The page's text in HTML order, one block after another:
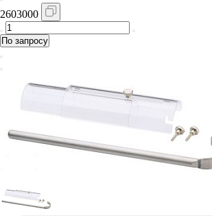
2603000
По запросу